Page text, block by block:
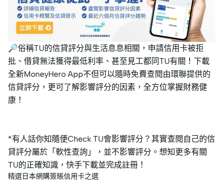
🔎俗稱TU的信貸評分與生活息息相關，申請信用卡被拒
批、借貸無法獲得最低利率、甚至見工都同TU有關！下載
全新MoneyHero App不但可以隨時免費查閱由環聯提供的
信貸評分，更可了解影響評分的因素，全方位掌握財務健
康！
*有人話你知隨便Check TU會影響評分？其實查閱自己的信
貸評分屬於「軟性查詢」，並不影響評分。想知更多有關
TU的正確知識，快手下載並完成註冊！
精選日本網購簽賬信用卡之選